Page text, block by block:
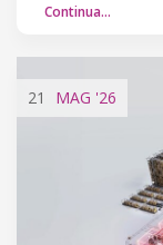
Continua…
21 MAG '26